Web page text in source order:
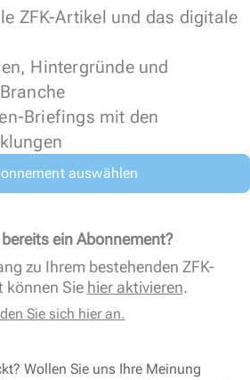
ZFK-Artikel und das digitale
Hintergründe und
Briefings mit den
auswählen
ein Abonnement?
zu Ihrem bestehenden ZFK-
können Sie hier aktivieren.
Sie sich hier an.
Wollen Sie uns Ihre Meinung